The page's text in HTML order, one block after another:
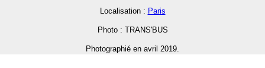
Localisation : Paris
Photo : TRANS'BUS
Photographié en avril 2019.